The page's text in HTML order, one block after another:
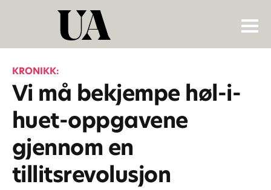
KRONIKK:
Vi må bekjempe høl-i-
huet-oppgavene
gjennom en
tillitsrevolusjon